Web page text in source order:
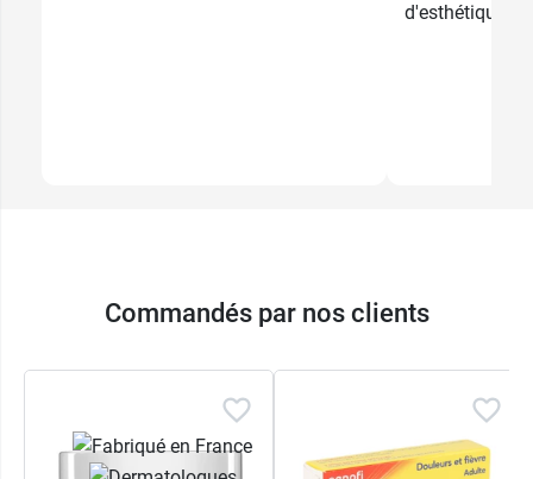
d'esthétique
Commandés par nos clients